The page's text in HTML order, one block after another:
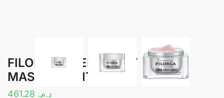
FILORGA NCEF-NIGHT MASK
MASQUE NUIT 50ML
د.م.